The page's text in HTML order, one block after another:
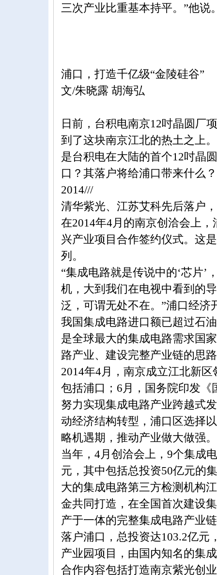
三次产业比重基本持平。”他说
浦口，打造千亿级“金陵硅谷”
文/朱晓露 胡海弘
日前，台积电南京12吋晶圆厂
到了这块南京江北的热土之上
是台积电在大陆的首个12吋晶
口？其落户将给浦口带来什么？
2014///
清华紫光、江苏艾科先后落户
在2014年4月的南京创洽会上
兴产业项目合作签约仪式。这
列。
“集成电路就是传说中的‘芯片’
机，大到我们在电视中看到的
泛，可谓无处不在。”浦口经济
我国集成电路进口额已超过石
是全球最大的集成电路需求国
路产业、建设完整产业链的思
2014年4月，南京成立江北新
包括浦口；6月，国务院印发
努力实现集成电路产业跨越式
动经济结构转型，浦口区选择
略机遇期，推动产业做大做强。
当年，4月创洽会上，9个集成
元，其中包括总投资50亿元的
大的集成电路第三方检测机构
金共同打造，在全国首次建设
产于一体的完整集成电路产业
落户浦口，总投资达103.2亿元
产业园项目，由国内知名的集
合作内容包括打造南京紫光创